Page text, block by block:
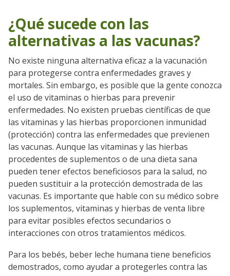
¿Qué sucede con las
alternativas a las vacunas?
Go to sidebar nav
No existe ninguna alternativa eficaz a la vacunación
para protegerse contra enfermedades graves y
mortales. Sin embargo, es posible que la gente conozca
el uso de vitaminas o hierbas para prevenir
enfermedades. No existen pruebas científicas de que
las vitaminas y las hierbas proporcionen inmunidad
(protección) contra las enfermedades que previenen
las vacunas. Aunque las vitaminas y las hierbas
procedentes de suplementos o de una dieta sana
pueden tener efectos beneficiosos para la salud, no
pueden sustituir a la protección demostrada de las
vacunas. Es importante que hable con su médico sobre
los suplementos, vitaminas y hierbas de venta libre
para evitar posibles efectos secundarios o
interacciones con otros tratamientos médicos.
Para los bebés, beber leche humana tiene beneficios
demostrados, como ayudar a protegerles contra las